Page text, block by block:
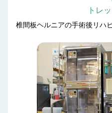
トレ
椎間板ヘルニアの手術後リハ